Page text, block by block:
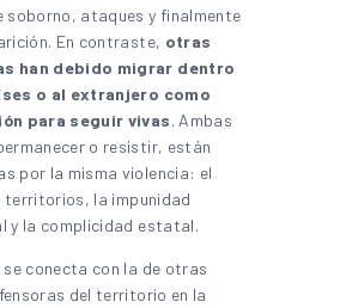
soborno, ataques y finalmente
En contraste, otras
han debido migrar dentro
o al extranjero como
para seguir vivas. Ambas
o resistir, están
por la misma violencia: el
territorios, la impunidad
y la complicidad estatal.
conecta con la de otras
del territorio en la